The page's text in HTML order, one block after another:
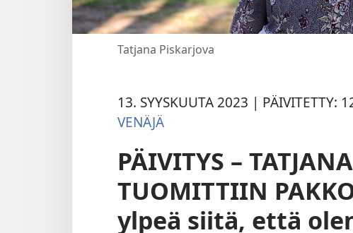
Tatjana Piskarjova
13. SYYSKUUTA 2023 | PÄIVITETTY:
VENÄJÄ
PÄIVITYS –
TUOMITTIIN
ylpeä siitä, että